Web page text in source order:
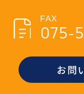
FAX
075-
お問